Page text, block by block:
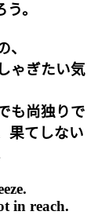
。
、
ゃぎたい気
も尚独りで
果てしない
in reach.